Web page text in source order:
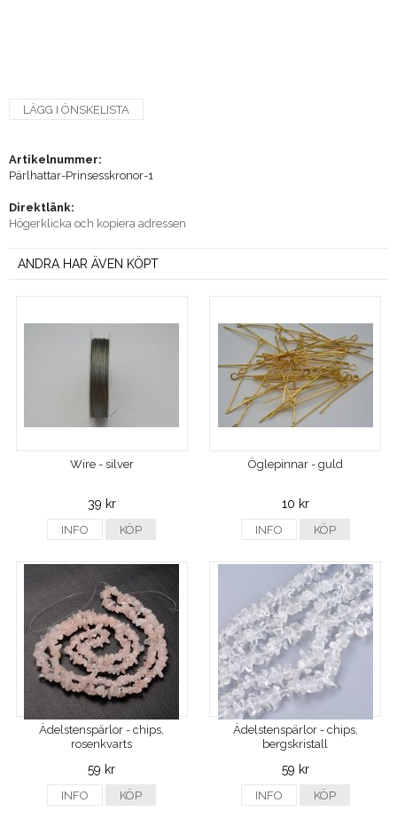
LÄGG I ÖNSKELISTA
Artikelnummer:
Pärlhattar-Prinsesskronor-1
Direktlänk:
Högerklicka och kopiera adressen
ANDRA HAR ÄVEN KÖPT
Wire - silver
39 kr
INFO KÖP
Öglepinnar - guld
10 kr
INFO KÖP
Ädelstenspärlor - chips,
rosenkvarts
59 kr
INFO KÖP
Ädelstenspärlor - chips,
bergskristall
59 kr
INFO KÖP